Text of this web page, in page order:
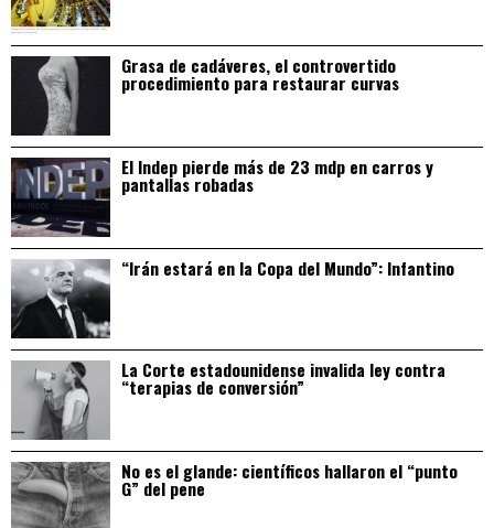
Grasa de cadáveres, el controvertido
procedimiento para restaurar curvas
El Indep pierde más de 23 mdp en carros y
pantallas robadas
“Irán estará en la Copa del Mundo”: Infantino
La Corte estadounidense invalida ley contra
“terapias de conversión”
No es el glande: científicos hallaron el “punto
G” del pene